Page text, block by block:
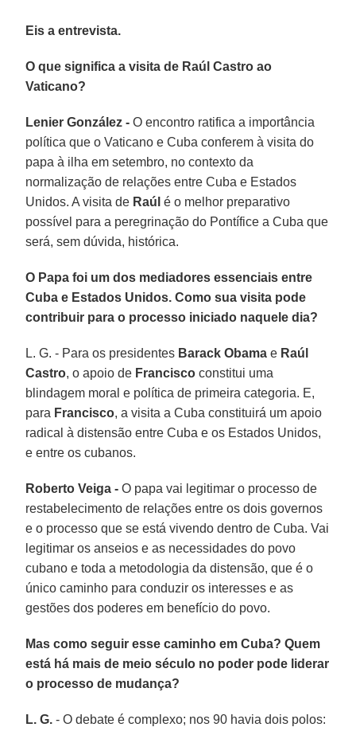
Eis a entrevista.
O que significa a visita de Raúl Castro ao
Vaticano?
Lenier González - O encontro ratifica a importância
política que o Vaticano e Cuba conferem à visita do
papa à ilha em setembro, no contexto da
normalização de relações entre Cuba e Estados
Unidos. A visita de Raúl é o melhor preparativo
possível para a peregrinação do Pontífice a Cuba que
será, sem dúvida, histórica.
O Papa foi um dos mediadores essenciais entre
Cuba e Estados Unidos. Como sua visita pode
contribuir para o processo iniciado naquele dia?
L. G. - Para os presidentes Barack Obama e Raúl
Castro, o apoio de Francisco constitui uma
blindagem moral e política de primeira categoria. E,
para Francisco, a visita a Cuba constituirá um apoio
radical à distensão entre Cuba e os Estados Unidos,
e entre os cubanos.
Roberto Veiga - O papa vai legitimar o processo de
restabelecimento de relações entre os dois governos
e o processo que se está vivendo dentro de Cuba. Vai
legitimar os anseios e as necessidades do povo
cubano e toda a metodologia da distensão, que é o
único caminho para conduzir os interesses e as
gestões dos poderes em benefício do povo.
Mas como seguir esse caminho em Cuba? Quem
está há mais de meio século no poder pode liderar
o processo de mudança?
L. G. - O debate é complexo; nos 90 havia dois polos: